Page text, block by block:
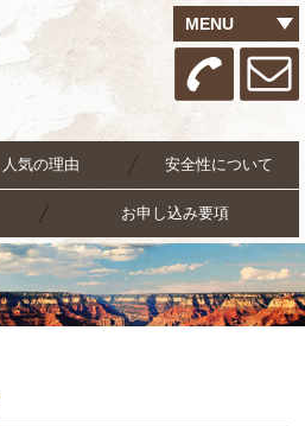
MENU
人気の理由 安全性について
お申し込み要項